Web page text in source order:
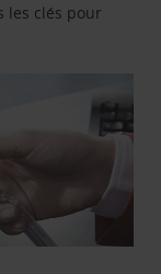
les clés pour